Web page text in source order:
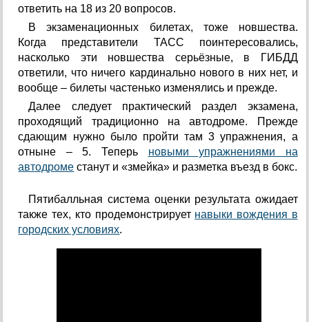
ответить на 18 из 20 вопросов.
В экзаменационных билетах, тоже новшества.
Когда представители ТАСС поинтересовались,
насколько эти новшества серьёзные, в ГИБДД
ответили, что ничего кардинально нового в них нет, и
вообще – билеты частенько изменялись и прежде.
Далее следует практический раздел экзамена,
проходящий традиционно на автодроме. Прежде
сдающим нужно было пройти там 3 упражнения, а
отныне – 5. Теперь новыми упражнениями на
автодроме станут и «змейка» и разметка въезд в бокс.
Пятибалльная система оценки результата ожидает
также тех, кто продемонстрирует навыки вождения в
городских условиях.